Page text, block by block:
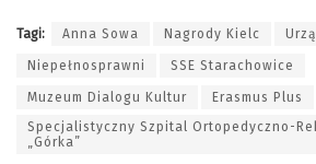
Tagi: Anna Sowa Nagrody Kielc
Niepełnosprawni SSE Starachowice
Muzeum Dialogu Kultur
Erasmus Plus
Specjalistyczny Szpital Ortopedyczno-
„Górka”